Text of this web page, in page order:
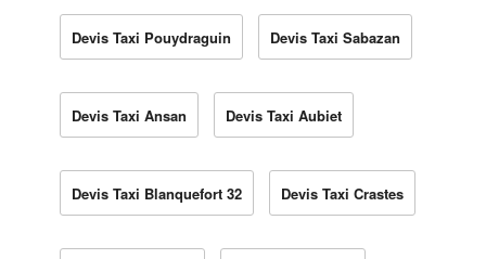
Devis Taxi Pouydraguin Devis Taxi Sabazan
Devis Taxi Ansan Devis Taxi Aubiet
Devis Taxi Blanquefort 32 Devis Taxi Crastes